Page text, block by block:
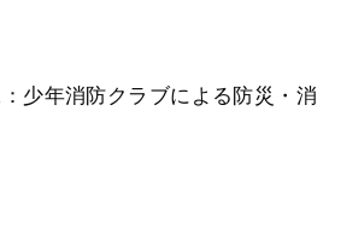
少年消防クラブによる防災・消